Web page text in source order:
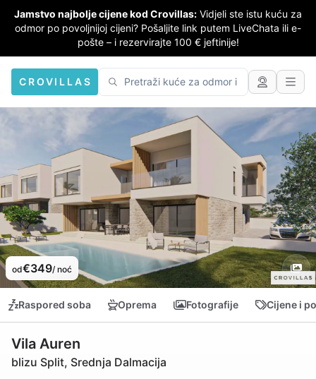
Jamstvo najbolje cijene kod Crovillas: Vidjeli ste istu kuću za
odmor po povoljnijoj cijeni? Pošaljite link putem LiveChata ili e-
pošte – i rezervirajte 100 € jeftinije!
CROVILLAS
od€349/ noć
Raspored soba Oprema Fotografije Cijene i
Vila Auren
blizu Split, Srednja Dalmacija